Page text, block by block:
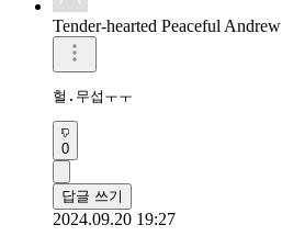
Tender-hearted Peaceful Andrew
헐.무섭ㅜㅜ
0
답글 쓰기
2024.09.20 19:27